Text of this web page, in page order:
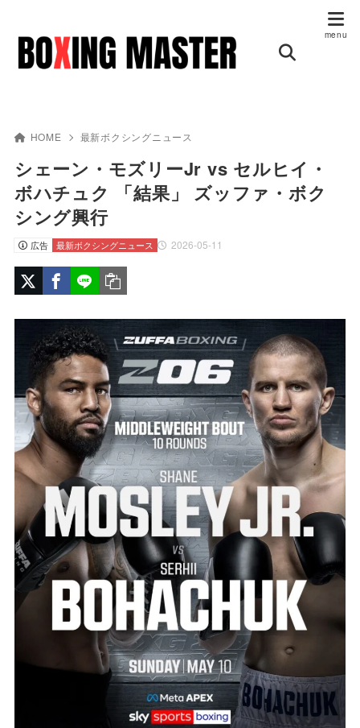
HOME 最新ボクシングニュース
シェーン・モズリーJr vs セルヒイ・
ボハチュク 「結果」 ズッファ・ボク
シング興行
広告 2026-05-11
最新ボクシングニュース